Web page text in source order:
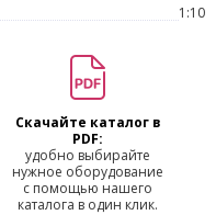
1:10
Скачайте каталог в
PDF:
удобно выбирайте
нужное оборудование
с помощью нашего
каталога в один клик.